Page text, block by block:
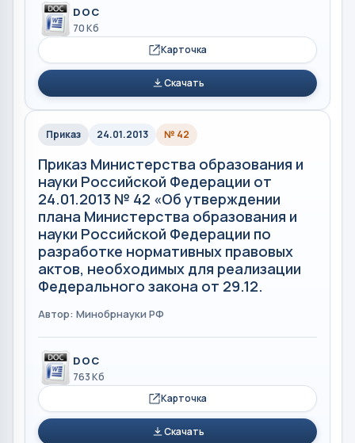
DOC
70 Кб
Карточка
Скачать
Приказ 24.01.2013 № 42
Приказ Министерства образования и
науки Российской Федерации от
24.01.2013 № 42 «Об утверждении
плана Министерства образования и
науки Российской Федерации по
разработке нормативных правовых
актов, необходимых для реализации
Федерального закона от 29.12.
Автор: Минобрнауки РФ
DOC
763 Кб
Карточка
Скачать